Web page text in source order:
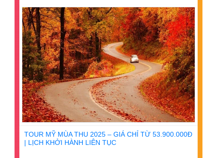
TOUR MỸ MÙA THU 2025 – GIÁ CHỈ TỪ 53.900.000Đ
| LỊCH KHỞI HÀNH LIÊN TỤC